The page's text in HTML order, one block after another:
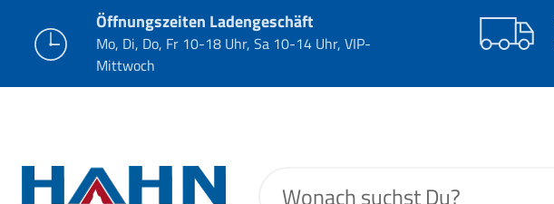
Öffnungszeiten Ladengeschäft
Mo, Di, Do, Fr 10-18 Uhr, Sa 10-14 Uhr, VIP-
Mittwoch